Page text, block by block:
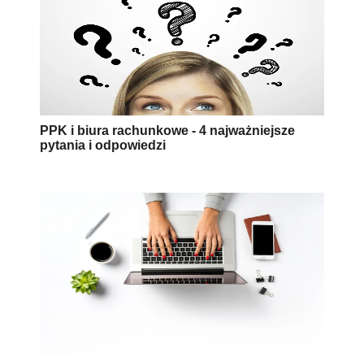
PPK i biura rachunkowe - 4 najważniejsze
pytania i odpowiedzi